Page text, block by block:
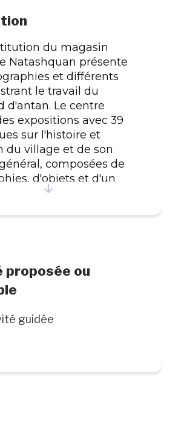
du magasin
Natashquan présente
et différents
le travail du
d'antan. Le centre
expositions avec 39
sur l'histoire et
du village et de son
composées de
d'objets et d'un
audiovisuel, ainsi qu'une
Durée moyenne
ou
guidée